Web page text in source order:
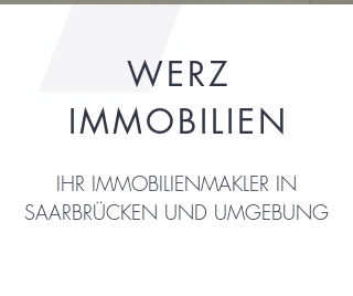
WERZ
IMMOBILIEN
IHR IMMOBILIENMAKLER IN
SAARBRÜCKEN UND UMGEBUNG